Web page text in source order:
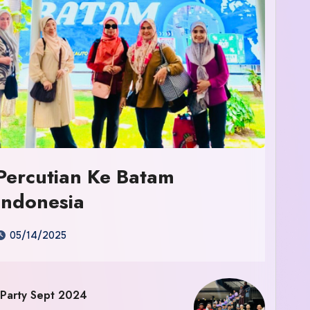
Ke Batam
05/14/2025
Sept 2024